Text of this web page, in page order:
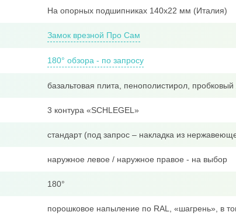
На опорных подшипниках 140х22 мм (Италия)
Замок врезной Про Сам
180° обзора - по запросу
базальтовая плита, пенополистирол, пробковый
3 контура «SCHLEGEL»
стандарт (под запрос – накладка из
наружное левое / наружное правое - на выбор
180°
порошковое напыление по RAL, «шагрень», в